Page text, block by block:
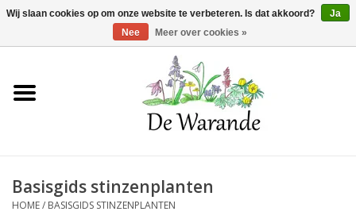
Winkelwagen >0 Artikelen - €0,00
Home
Voorjaarsbloeiers
Basisgids stinzenplanten
HOME/ BASISGIDS STINZENPLANTEN
Wij slaan cookies op om onze website te verbeteren. Is dat akkoord?
Ja
Nee
Meer over cookies »